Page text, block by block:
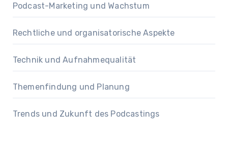
Podcast-Marketing und Wachstum
Rechtliche und organisatorische Aspekte
Technik und Aufnahmequalität
Themenfindung und Planung
Trends und Zukunft des Podcastings